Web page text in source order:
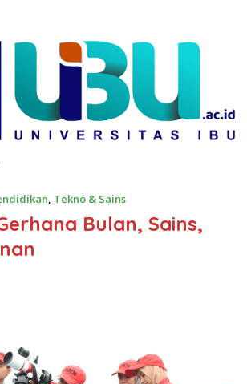
, Tekno & Sains
Bulan, Sains,